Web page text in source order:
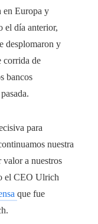
en Europa y
el día anterior,
desplomaron y
corrida de
bancos
para
nuestra
valor a nuestros
el CEO Ulrich
que fue